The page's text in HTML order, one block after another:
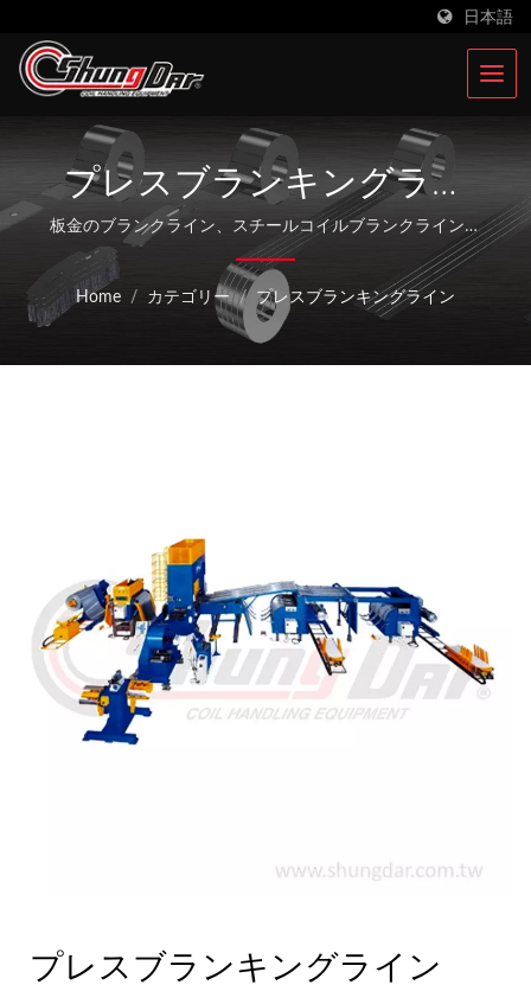
日本語
プレスブランキングライ
ン | 台湾を拠点とする鋼板
コイルプレスおよびスタ
ンピング機メーカー |
Shung Dar Industrial Co.,
板金のブランクライン、スチールコイルブランクライン、
コイル加工ブランクライン、コイルシートスクロールスリ
ッティングライン、スクロールスリッティング加工ライ
ン、サーボジグザグフィーディングライン、ジグザグフィ
ーダー付きコイルフィーディングライン、ジグザグおよび
プレスブランクライン / Shungdar Industrial Co., Ltd.は
Home / カテゴリー / プレスブランキングライン
プレスブランキングライン